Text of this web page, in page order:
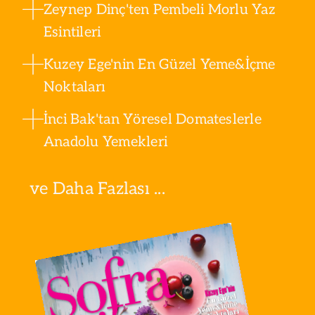
Zeynep Dinç'ten Pembeli Morlu Yaz
Esintileri
Kuzey Ege'nin En Güzel Yeme&İçme
Noktaları
İnci Bak'tan Yöresel Domateslerle
Anadolu Yemekleri
ve Daha Fazlası ...